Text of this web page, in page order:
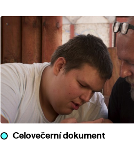
Celovečerní dokument